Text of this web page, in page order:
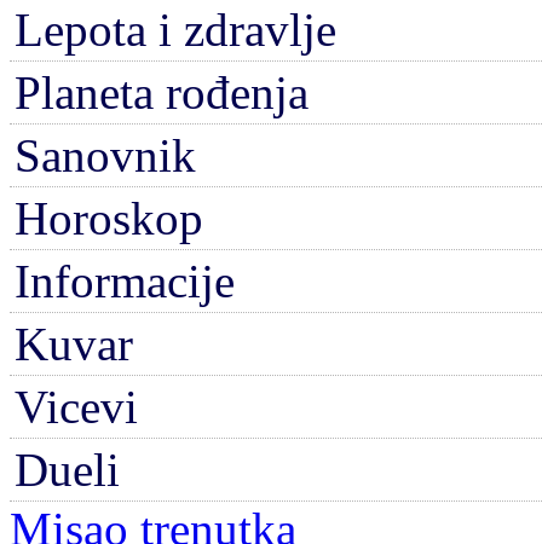
Lepota i zdravlje
Planeta rođenja
Sanovnik
Horoskop
Informacije
Kuvar
Vicevi
Dueli
Misao trenutka